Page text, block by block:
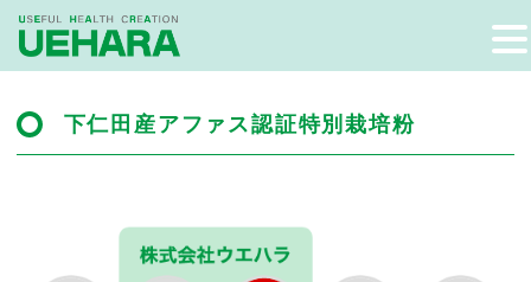
下仁田産アファス認証特別栽培粉